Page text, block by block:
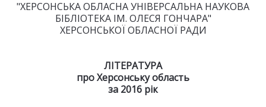
"ХЕРСОНСЬКА ОБЛАСНА УНІВЕРСАЛЬНА НАУКОВА
БІБЛІОТЕКА ІМ. ОЛЕСЯ ГОНЧАРА"
ХЕРСОНСЬКОЇ ОБЛАСНОЇ РАДИ
ЛІТЕРАТУРА
про Херсонську область
за 2016 рік